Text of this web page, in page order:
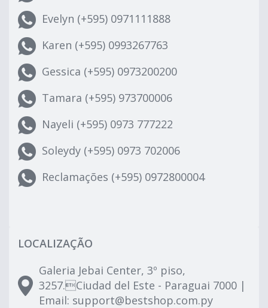
Evelyn (+595) 0971111888
Karen (+595) 0993267763
Gessica (+595) 0973200200
Tamara (+595) 973700006
Nayeli (+595) 0973 777222
Soleydy (+595) 0973 702006
Reclamações (+595) 0972800004
LOCALIZAÇÃO
Galeria Jebai Center, 3º piso,
3257.Ciudad del Este - Paraguai 7000 |
Email: support@bestshop.com.py